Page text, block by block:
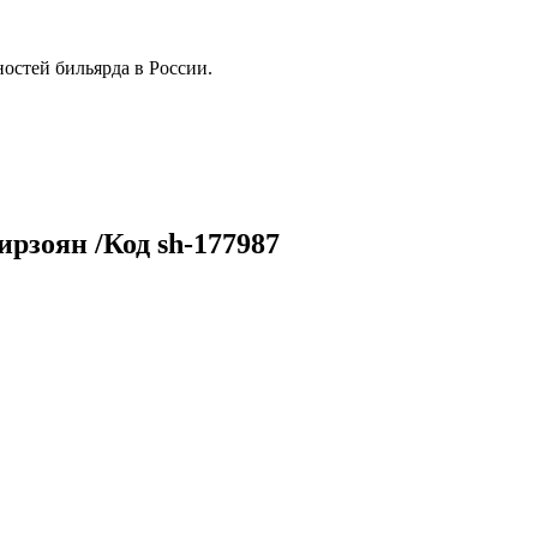
бильярда в России.
/Код sh-177987